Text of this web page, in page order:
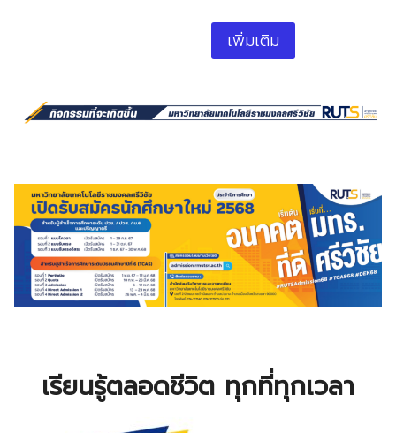
เพิ่มเติม
เรียนรู้ตลอดชีวิต ทุกที่ทุกเวลา